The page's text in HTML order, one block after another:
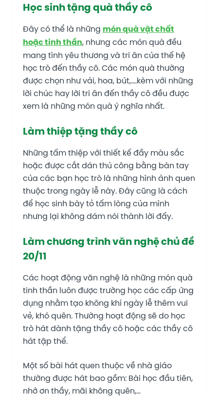
Học sinh tặng quà thầy cô
Đây có thể là những món quà vật chất
hoặc tinh thần, nhưng các món quà đều
mang tình yêu thương và tri ân của thế hệ
học trò đến thầy cô. Các món quà thường
được chọn như vải, hoa, bút,….kèm với những
lời chúc hay lời tri ân đến thầy cô đều được
xem là những món quà ý nghĩa nhất.
Làm thiệp tặng thầy cô
Những tấm thiệp với thiết kế đầy màu sắc
hoặc được cắt dán thủ công bằng bàn tay
của các bạn học trò là những hình ảnh quen
thuộc trong ngày lễ này. Đây cũng là cách
để học sinh bày tỏ tấm lòng của mình
nhưng lại không dám nói thành lời đấy.
Làm chương trình văn nghệ chủ đề
20/11
Các hoạt động văn nghệ là những món quà
tinh thần luôn được trường học các cấp ứng
dụng nhằm tạo không khí ngày lễ thêm vui
vẻ, khó quên. Thường hoạt động sẽ do học
trò hát dành tặng thầy cô hoặc các thầy cô
hát tập thể.
Một số bài hát quen thuộc về nhà giáo
thường được hát bao gồm: Bài học đầu tiên,
nhớ ơn thầy, mãi không quên,…